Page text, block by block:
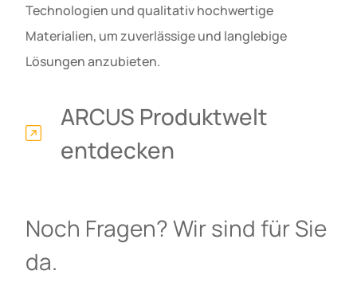
Technologien und qualitativ hochwertige
Materialien, um zuverlässige und langlebige
Lösungen anzubieten.
ARCUS Produktwelt
entdecken
Noch Fragen? Wir sind für Sie
da.